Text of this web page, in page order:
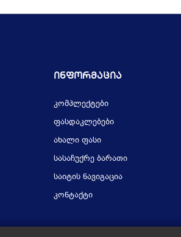
Ინფორმაცია
კომპლექტები
ფასდაკლებები
ახალი ფასი
სასაჩუქრე ბარათი
საიტის ნავიგაცია
კონტაქტი